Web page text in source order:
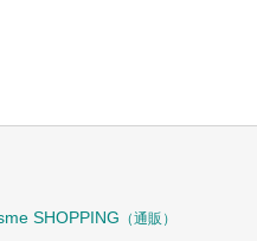
SHOPPING （通販）